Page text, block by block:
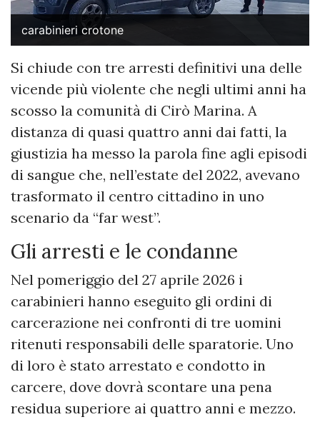
carabinieri crotone
Si chiude con tre arresti definitivi una delle
vicende più violente che negli ultimi anni ha
scosso la comunità di Cirò Marina. A
distanza di quasi quattro anni dai fatti, la
giustizia ha messo la parola fine agli episodi
di sangue che, nell’estate del 2022, avevano
trasformato il centro cittadino in uno
scenario da “far west”.
Gli arresti e le condanne
Nel pomeriggio del 27 aprile 2026 i
carabinieri hanno eseguito gli ordini di
carcerazione nei confronti di tre uomini
ritenuti responsabili delle sparatorie. Uno
di loro è stato arrestato e condotto in
carcere, dove dovrà scontare una pena
residua superiore ai quattro anni e mezzo.